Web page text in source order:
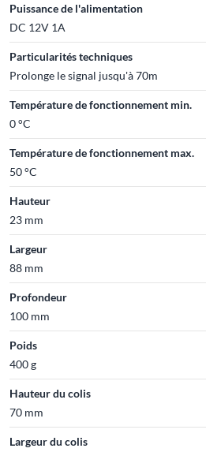
Puissance de l'alimentation
DC 12V 1A
Particularités techniques
Prolonge le signal jusqu'à 70m
Température de fonctionnement min.
0 °C
Température de fonctionnement max.
50 °C
Hauteur
23 mm
Largeur
88 mm
Profondeur
100 mm
Poids
400 g
Hauteur du colis
70 mm
Largeur du colis